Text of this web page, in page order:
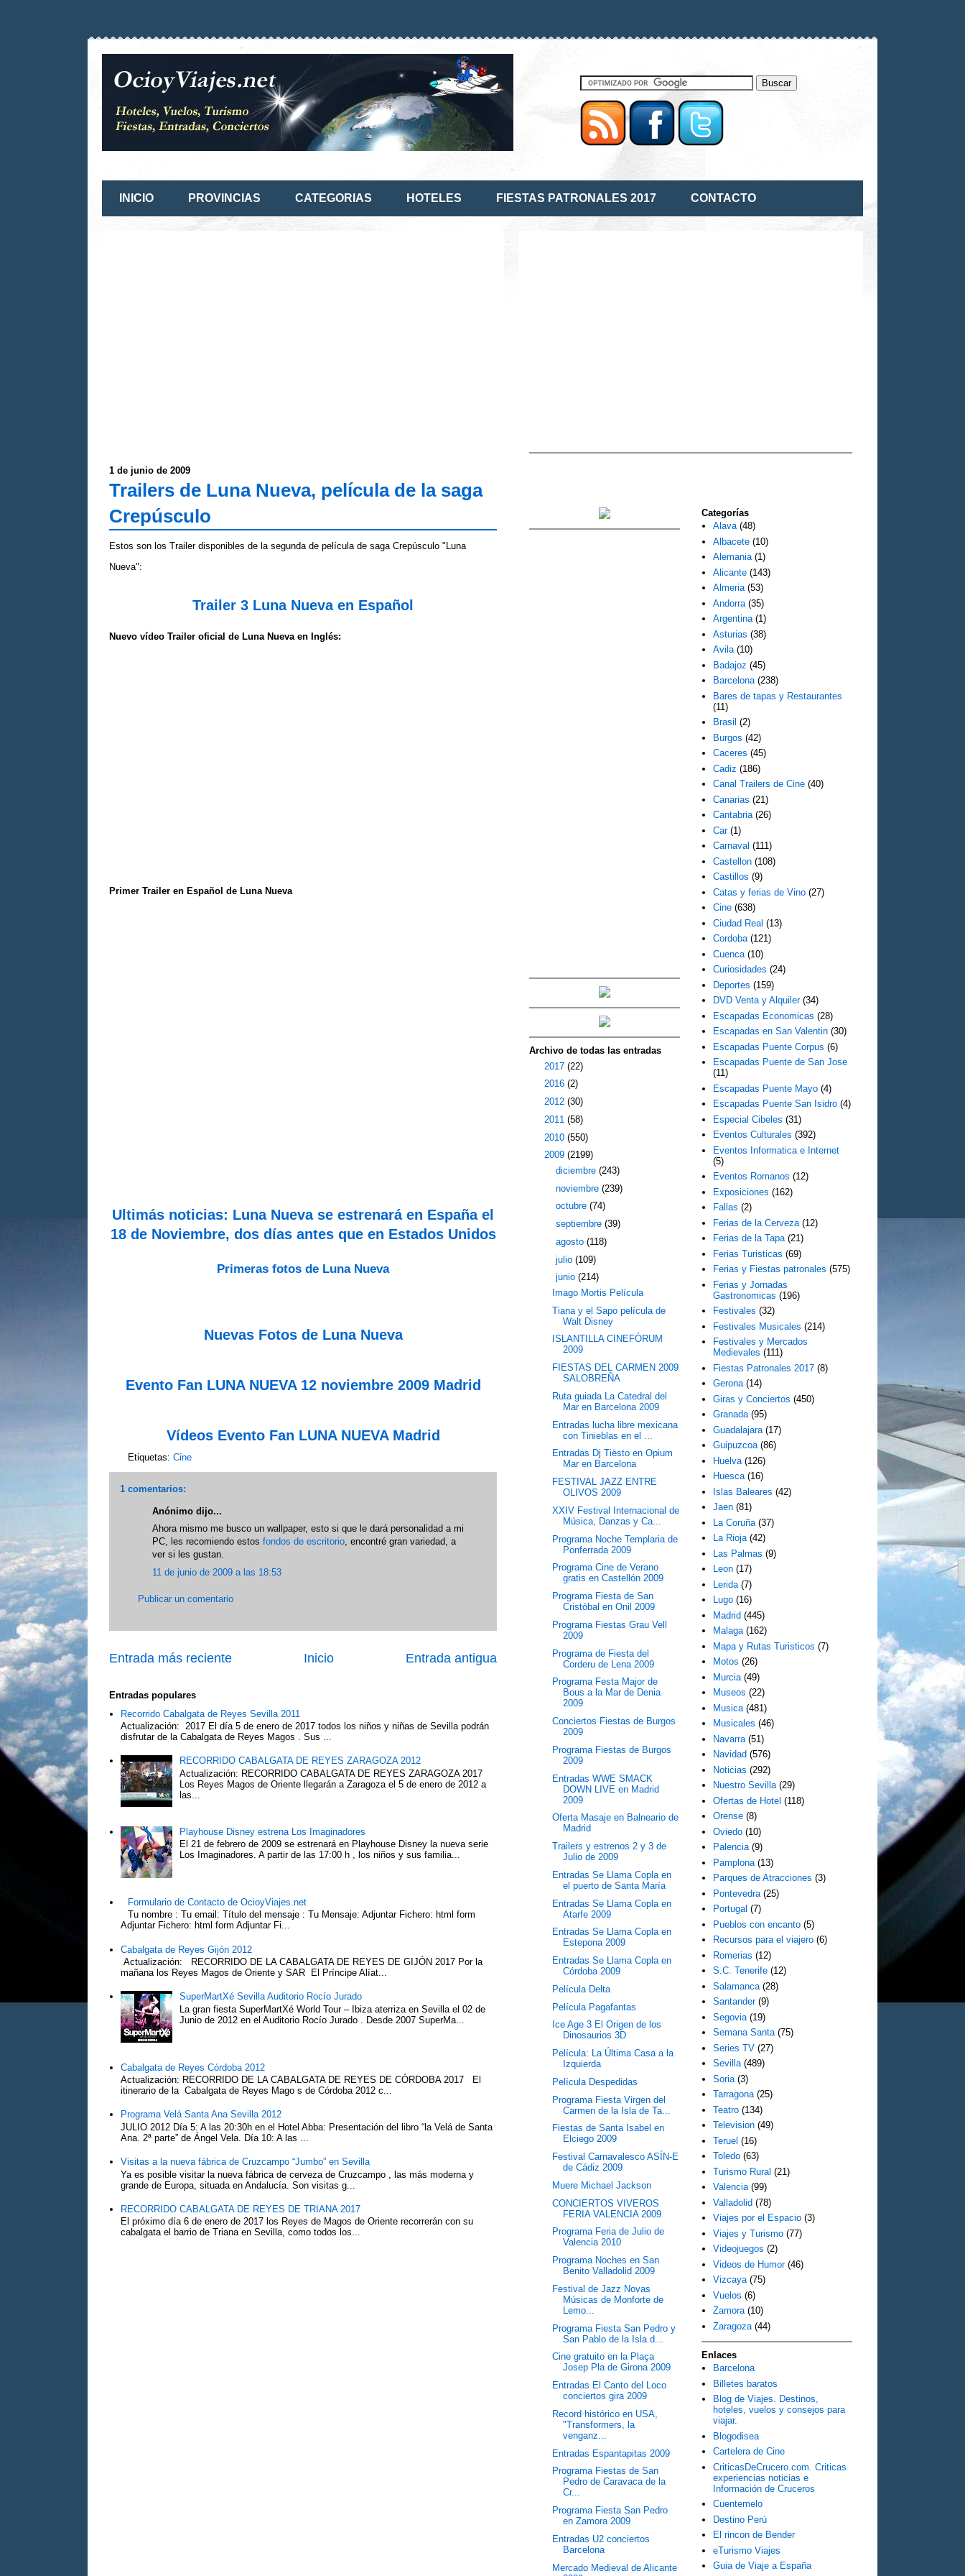
INICIO PROVINCIAS CATEGORIAS HOTELES FIESTAS PATRONALES 2017 CONTACTO
1 de junio de 2009
Trailers de Luna Nueva, película de la saga
Crepúsculo
Estos son los Trailer disponibles de la segunda de película de saga Crepúsculo "Luna
Nueva":
Trailer 3 Luna Nueva en Español
Nuevo vídeo Trailer oficial de Luna Nueva en Inglés:
Primer Trailer en Español de Luna Nueva
Ultimás noticias: Luna Nueva se estrenará en España el
18 de Noviembre, dos días antes que en Estados Unidos
Primeras fotos de Luna Nueva
Nuevas Fotos de Luna Nueva
Evento Fan LUNA NUEVA 12 noviembre 2009 Madrid
Vídeos Evento Fan LUNA NUEVA Madrid
Etiquetas: Cine
1 comentarios:
Anónimo dijo...
Ahora mismo me busco un wallpaper, esto si que le dará personalidad a mi
PC, les recomiendo estos fondos de escritorio, encontré gran variedad, a
ver si les gustan.
11 de junio de 2009 a las 18:53
Publicar un comentario
Entrada más reciente Entrada antigua
Inicio
Entradas populares
Recorrido Cabalgata de Reyes Sevilla 2011
Actualización: 2017 El día 5 de enero de 2017 todos los niños y niñas de Sevilla podrán
disfrutar de la Cabalgata de Reyes Magos . Sus ...
RECORRIDO CABALGATA DE REYES ZARAGOZA 2012
Actualización: RECORRIDO CABALGATA DE REYES ZARAGOZA 2017
Los Reyes Magos de Oriente llegarán a Zaragoza el 5 de enero de 2012 a
las...
Playhouse Disney estrena Los Imaginadores
El 21 de febrero de 2009 se estrenará en Playhouse Disney la nueva serie
Los Imaginadores. A partir de las 17:00 h , los niños y sus familia...
Formulario de Contacto de OcioyViajes.net
Tu nombre : Tu email: Título del mensaje : Tu Mensaje: Adjuntar Fichero: html form
Adjuntar Fichero: html form Adjuntar Fi...
Cabalgata de Reyes Gijón 2012
Actualización: RECORRIDO DE LA CABALGATA DE REYES DE GIJÓN 2017 Por la
mañana los Reyes Magos de Oriente y SAR El Príncipe Alíat...
SuperMartXé Sevilla Auditorio Rocío Jurado
La gran fiesta SuperMartXé World Tour – Ibiza aterriza en Sevilla el 02 de
Junio de 2012 en el Auditorio Rocío Jurado . Desde 2007 SuperMa...
Cabalgata de Reyes Córdoba 2012
Actualización: RECORRIDO DE LA CABALGATA DE REYES DE CÓRDOBA 2017 El
itinerario de la Cabalgata de Reyes Mago s de Córdoba 2012 c...
Programa Velá Santa Ana Sevilla 2012
JULIO 2012 Día 5: A las 20:30h en el Hotel Abba: Presentación del libro “la Velá de Santa
Ana. 2ª parte” de Ángel Vela. Día 10: A las ...
Visitas a la nueva fábrica de Cruzcampo “Jumbo” en Sevilla
Ya es posible visitar la nueva fábrica de cerveza de Cruzcampo , las más moderna y
grande de Europa, situada en Andalucía. Son visitas g...
RECORRIDO CABALGATA DE REYES DE TRIANA 2017
El próximo día 6 de enero de 2017 los Reyes de Magos de Oriente recorrerán con su
cabalgata el barrio de Triana en Sevilla, como todos los...
Archivo de todas las entradas
2017 (22)
2016 (2)
2012 (30)
2011 (58)
2010 (550)
2009 (2199)
diciembre (243)
noviembre (239)
octubre (74)
septiembre (39)
agosto (118)
julio (109)
junio (214)
Imago Mortis Película
Tiana y el Sapo película de
Walt Disney
ISLANTILLA CINEFÓRUM
2009
FIESTAS DEL CARMEN 2009
SALOBREÑA
Ruta guiada La Catedral del
Mar en Barcelona 2009
Entradas lucha libre mexicana
con Tinieblas en el ...
Entradas Dj Tiësto en Opium
Mar en Barcelona
FESTIVAL JAZZ ENTRE
OLIVOS 2009
XXIV Festival Internacional de
Música, Danzas y Ca...
Programa Noche Templaria de
Ponferrada 2009
Programa Cine de Verano
gratis en Castellón 2009
Programa Fiesta de San
Cristóbal en Onil 2009
Programa Fiestas Grau Vell
2009
Programa de Fiesta del
Corderu de Lena 2009
Programa Festa Major de
Bous a la Mar de Denia
2009
Conciertos Fiestas de Burgos
2009
Programa Fiestas de Burgos
2009
Entradas WWE SMACK
DOWN LIVE en Madrid
2009
Oferta Masaje en Balneario de
Madrid
Trailers y estrenos 2 y 3 de
Julio de 2009
Entradas Se Llama Copla en
el puerto de Santa María
Entradas Se Llama Copla en
Atarfe 2009
Entradas Se Llama Copla en
Estepona 2009
Entradas Se Llama Copla en
Córdoba 2009
Película Delta
Película Pagafantas
Ice Age 3 El Origen de los
Dinosaurios 3D
Película: La Última Casa a la
Izquierda
Película Despedidas
Programa Fiesta Virgen del
Carmen de la Isla de Ta...
Fiestas de Santa Isabel en
Elciego 2009
Festival Carnavalesco ASÍN-E
de Cádiz 2009
Muere Michael Jackson
CONCIERTOS VIVEROS
FERIA VALENCIA 2009
Programa Feria de Julio de
Valencia 2010
Programa Noches en San
Benito Valladolid 2009
Festival de Jazz Novas
Músicas de Monforte de
Lemo...
Programa Fiesta San Pedro y
San Pablo de la Isla d...
Cine gratuito en la Plaça
Josep Pla de Girona 2009
Entradas El Canto del Loco
conciertos gira 2009
Record histórico en USA,
"Transformers, la
venganz...
Entradas Espantapitas 2009
Programa Fiestas de San
Pedro de Caravaca de la
Cr...
Programa Fiesta San Pedro
en Zamora 2009
Entradas U2 conciertos
Barcelona
Mercado Medieval de Alicante
Categorías
Alava (48)
Albacete (10)
Alemania (1)
Alicante (143)
Almeria (53)
Andorra (35)
Argentina (1)
Asturias (38)
Avila (10)
Badajoz (45)
Barcelona (238)
Bares de tapas y Restaurantes
(11)
Brasil (2)
Burgos (42)
Caceres (45)
Cadiz (186)
Canal Trailers de Cine (40)
Canarias (21)
Cantabria (26)
Car (1)
Carnaval (111)
Castellon (108)
Castillos (9)
Catas y ferias de Vino (27)
Cine (638)
Ciudad Real (13)
Cordoba (121)
Cuenca (10)
Curiosidades (24)
Deportes (159)
DVD Venta y Alquiler (34)
Escapadas Economicas (28)
Escapadas en San Valentin (30)
Escapadas Puente Corpus (6)
Escapadas Puente de San Jose
(11)
Escapadas Puente Mayo (4)
Escapadas Puente San Isidro (4)
Especial Cibeles (31)
Eventos Culturales (392)
Eventos Informatica e Internet
(5)
Eventos Romanos (12)
Exposiciones (162)
Fallas (2)
Ferias de la Cerveza (12)
Ferias de la Tapa (21)
Ferias Turisticas (69)
Ferias y Fiestas patronales (575)
Ferias y Jornadas
Gastronomicas (196)
Festivales (32)
Festivales Musicales (214)
Festivales y Mercados
Medievales (111)
Fiestas Patronales 2017 (8)
Gerona (14)
Giras y Conciertos (450)
Granada (95)
Guadalajara (17)
Guipuzcoa (86)
Huelva (126)
Huesca (16)
Islas Baleares (42)
Jaen (81)
La Coruña (37)
La Rioja (42)
Las Palmas (9)
Leon (17)
Lerida (7)
Lugo (16)
Madrid (445)
Malaga (162)
Mapa y Rutas Turisticos (7)
Motos (26)
Murcia (49)
Museos (22)
Musica (481)
Musicales (46)
Navarra (51)
Navidad (576)
Noticias (292)
Nuestro Sevilla (29)
Ofertas de Hotel (118)
Orense (8)
Oviedo (10)
Palencia (9)
Pamplona (13)
Parques de Atracciones (3)
Pontevedra (25)
Portugal (7)
Pueblos con encanto (5)
Recursos para el viajero (6)
Romerias (12)
S.C. Tenerife (12)
Salamanca (28)
Santander (9)
Segovia (19)
Semana Santa (75)
Series TV (27)
Sevilla (489)
Soria (3)
Tarragona (25)
Teatro (134)
Television (49)
Teruel (16)
Toledo (63)
Turismo Rural (21)
Valencia (99)
Valladolid (78)
Viajes por el Espacio (3)
Viajes y Turismo (77)
Videojuegos (2)
Videos de Humor (46)
Vizcaya (75)
Vuelos (6)
Zamora (10)
Zaragoza (44)
Enlaces
Barcelona
Billetes baratos
Blog de Viajes. Destinos,
hoteles, vuelos y consejos para
viajar.
Blogodisea
Cartelera de Cine
CriticasDeCrucero.com. Criticas
experiencias noticias e
Información de Cruceros
Cuentemelo
Destino Perú
El rincon de Bender
eTurismo Viajes
Guia de Viaje a España